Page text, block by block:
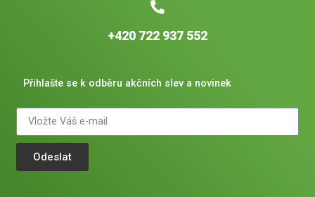
+420 722 937 552
Přihlašte se k odběru akčních slev a novinek
Odeslat